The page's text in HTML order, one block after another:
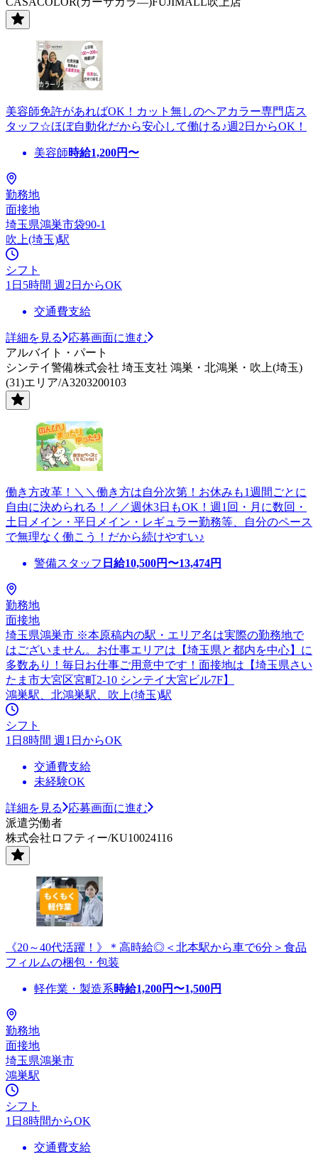
美容師免許があればOK！カット無しのヘアカラー専門店ス
タッフ☆ほぼ自動化だから安心して働ける♪週2日からOK！
美容師時給1,200円〜
勤務地
面接地
埼玉県鴻巣市袋90-1
吹上(埼玉)駅
シフト
1日5時間 週2日からOK
交通費支給
詳細を見る
応募画面に進む
アルバイト・パート
シンテイ警備株式会社 埼玉支社 鴻巣・北鴻巣・吹上(埼玉)
(31)エリア/A3203200103
働き方改革！＼＼働き方は自分次第！お休みも1週間ごとに
自由に決められる！／／週休3日もOK！週1回・月に数回・
土日メイン・平日メイン・レギュラー勤務等、自分のペース
で無理なく働こう！だから続けやすい♪
警備スタッフ 日給10,500円〜13,474円
勤務地
面接地
埼玉県鴻巣市 ※本原稿内の駅・エリア名は実際の勤務地で
はございません。お仕事エリアは【埼玉県と都内を中心】に
多数あり！毎日お仕事ご用意中です！面接地は【埼玉県さい
たま市大宮区宮町2-10 シンテイ大宮ビル7F】
鴻巣駅、北鴻巣駅、吹上(埼玉)駅
シフト
1日8時間 週1日からOK
交通費支給
未経験OK
詳細を見る
応募画面に進む
派遣労働者
株式会社ロフティー/KU10024116
《20～40代活躍！》＊高時給◎＜北本駅から車で6分＞食品
フィルムの梱包・包装
軽作業・製造系時給1,200円〜1,500円
勤務地
面接地
埼玉県鴻巣市
鴻巣駅
シフト
1日8時間からOK
交通費支給